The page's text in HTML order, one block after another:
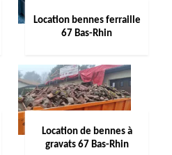
Location bennes ferraille
67 Bas-Rhin
Location de bennes à
gravats 67 Bas-Rhin